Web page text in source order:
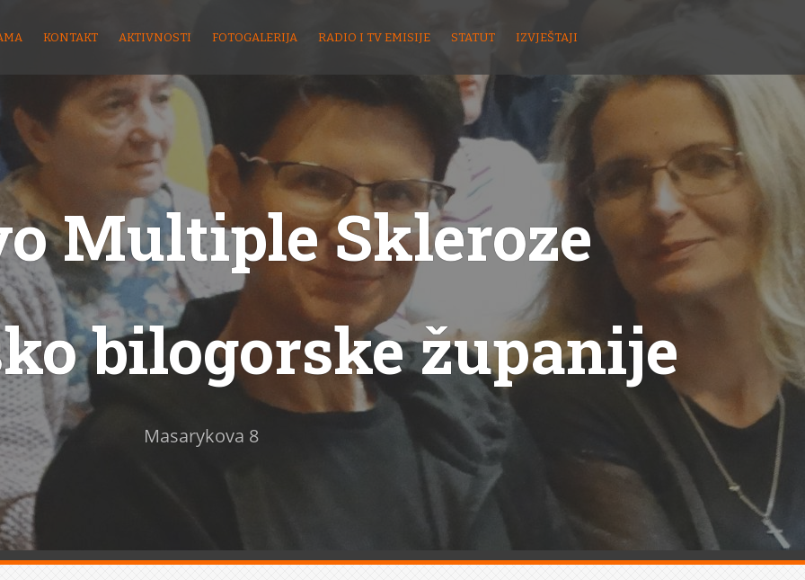
KONTAKT AKTIVNOSTI FOTOGALERIJA RADIO I TV EMISIJE STATUT IZVJEŠTAJI
Multiple Skleroze
bilogorske županije
Masarykova 8